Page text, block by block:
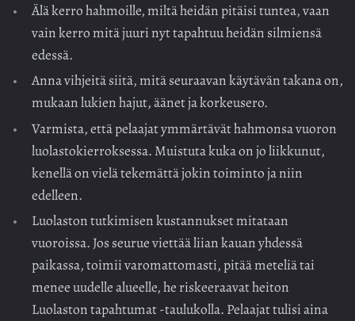
Älä kerro hahmoille, miltä heidän pitäisi tuntea, vaan
vain kerro mitä juuri nyt tapahtuu heidän silmiensä
edessä.
Anna vihjeitä siitä, mitä seuraavan käytävän takana on,
mukaan lukien hajut, äänet ja korkeusero.
Varmista, että pelaajat ymmärtävät hahmonsa vuoron
luolastokierroksessa. Muistuta kuka on jo liikkunut,
kenellä on vielä tekemättä jokin toiminto ja niin
edelleen.
Luolaston tutkimisen kustannukset mitataan
vuoroissa. Jos seurue viettää liian kauan yhdessä
paikassa, toimii varomattomasti, pitää meteliä tai
menee uudelle alueelle, he riskeeraavat heiton
Luolaston tapahtumat -taulukolla. Pelaajat tulisi aina